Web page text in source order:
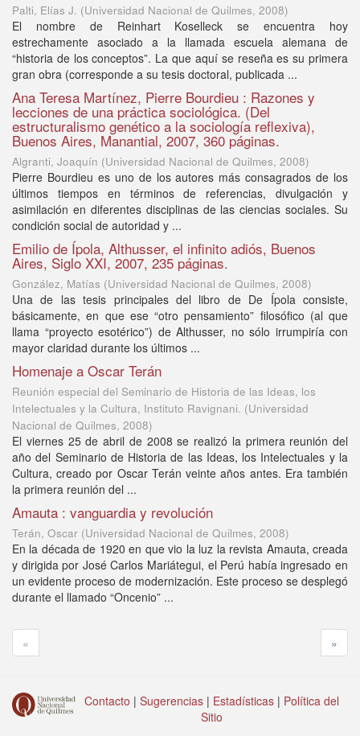
Palti, Elías J. (Universidad Nacional de Quilmes, 2008)
El nombre de Reinhart Koselleck se encuentra hoy
estrechamente asociado a la llamada escuela alemana de
“historia de los conceptos”. La que aquí se reseña es su primera
gran obra (corresponde a su tesis doctoral, publicada ...
Ana Teresa Martínez, Pierre Bourdieu : Razones y
lecciones de una práctica sociológica. (Del
estructuralismo genético a la sociología reflexiva),
Buenos Aires, Manantial, 2007, 360 páginas.
Algranti, Joaquín (Universidad Nacional de Quilmes, 2008)
Pierre Bourdieu es uno de los autores más consagrados de los
últimos tiempos en términos de referencias, divulgación y
asimilación en diferentes disciplinas de las ciencias sociales. Su
condición social de autoridad y ...
Emilio de Ípola, Althusser, el infinito adiós, Buenos
Aires, Siglo XXI, 2007, 235 páginas.
González, Matías (Universidad Nacional de Quilmes, 2008)
Una de las tesis principales del libro de De Ípola consiste,
básicamente, en que ese “otro pensamiento” filosófico (al que
llama “proyecto esotérico”) de Althusser, no sólo irrumpiría con
mayor claridad durante los últimos ...
Homenaje a Oscar Terán
Reunión especial del Seminario de Historia de las Ideas, los
Intelectuales y la Cultura, Instituto Ravignani. (Universidad
Nacional de Quilmes, 2008)
El viernes 25 de abril de 2008 se realizó la primera reunión del
año del Seminario de Historia de las Ideas, los Intelectuales y la
Cultura, creado por Oscar Terán veinte años antes. Era también
la primera reunión del ...
Amauta : vanguardia y revolución
Terán, Oscar (Universidad Nacional de Quilmes, 2008)
En la década de 1920 en que vio la luz la revista Amauta, creada
y dirigida por José Carlos Mariátegui, el Perú había ingresado en
un evidente proceso de modernización. Este proceso se desplegó
durante el llamado “Oncenio” ...
« »
Contacto | Sugerencias | Estadísticas | Política del
Sitio